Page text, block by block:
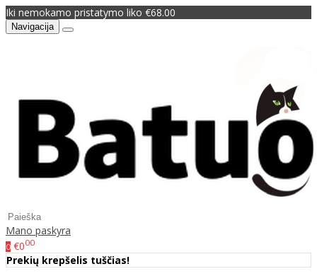
Iki nemokamo pristatymo liko €68.00
Navigacija
Mano paskyra
0 €000
Prekių krepšelis tuščias!